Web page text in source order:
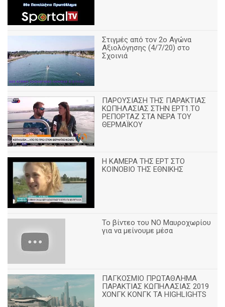
Στιγμές από τον 2ο Αγώνα
Αξιολόγησης (4/7/20) στο
Σχοινιά
ΠΑΡΟΥΣΙΑΣΗ ΤΗΣ ΠΑΡΑΚΤΙΑΣ
ΚΩΠΗΛΑΣΙΑΣ ΣΤΗΝ ΕΡΤ1.ΤΟ
ΡΕΠΟΡΤΑΖ ΣΤΑ ΝΕΡΑ ΤΟΥ
ΘΕΡΜΑΪΚΟΥ
Η ΚΑΜΕΡΑ ΤΗΣ ΕΡΤ ΣΤΟ
ΚΟΙΝΟΒΙΟ ΤΗΣ ΕΘΝΙΚΗΣ
Το βίντεο του ΝΟ Μαυροχωρίου
για να μείνουμε μέσα
ΠΑΓΚΟΣΜΙΟ ΠΡΩΤΑΘΛΗΜΑ
ΠΑΡΑΚΤΙΑΣ ΚΩΠΗΛΑΣΙΑΣ 2019
ΧΟΝΓΚ ΚΟΝΓΚ ΤΑ HIGHLIGHTS